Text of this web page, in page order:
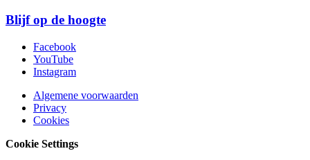
Blijf op de hoogte
Facebook
YouTube
Instagram
Algemene voorwaarden
Privacy
Cookies
Cookie Settings